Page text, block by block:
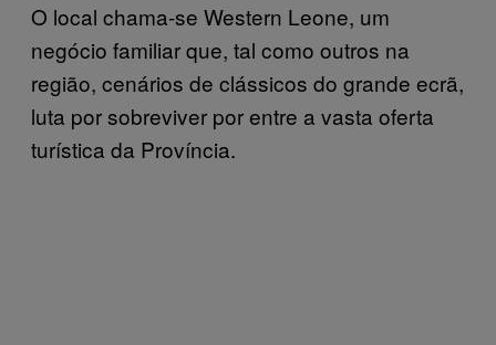
O local chama-se Western Leone, um
negócio familiar que, tal como outros na
região, cenários de clássicos do grande ecrã,
luta por sobreviver por entre a vasta oferta
turística da Província.